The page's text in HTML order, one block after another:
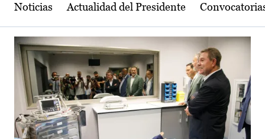
Noticias Actualidad del Presidente